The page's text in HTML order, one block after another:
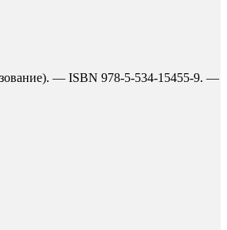
— ISBN 978-5-534-15455-9. —